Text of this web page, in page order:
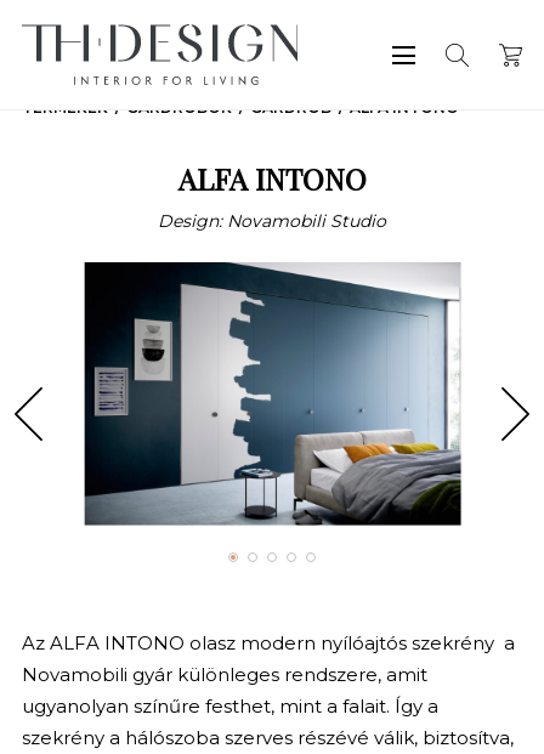
TERMÉKEK GARDRÓBOK GARDRÓB ALFA INTONO
ALFA INTONO
Design: Novamobili Studio
Az ALFA INTONO olasz modern nyílóajtós szekrény a
Novamobili gyár különleges rendszere, amit
ugyanolyan színűre festhet, mint a falait. Így a
szekrény a hálószoba szerves részévé válik, biztosítva,